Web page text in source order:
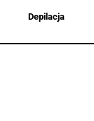
Depilacja